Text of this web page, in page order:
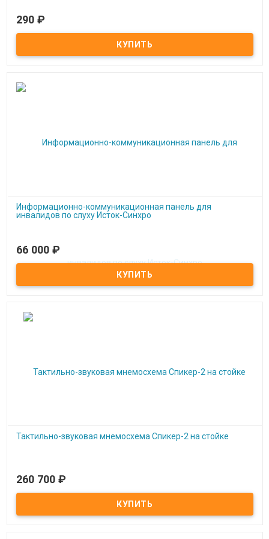
Под заказ
Тактильная пиктограмма 50x50 мм
290 ₽
Информационно-коммуникационная панель для
инвалидов по слуху Исток-Синхро
Под заказ
Информационно-коммуникационная панель для инвалидов по
66 000 ₽
Тактильно-звуковая мнемосхема Спикер-2 на стойке
Под заказ
Тактильно-звуковая мнемосхема Спикер-2 на стойке
260 700 ₽